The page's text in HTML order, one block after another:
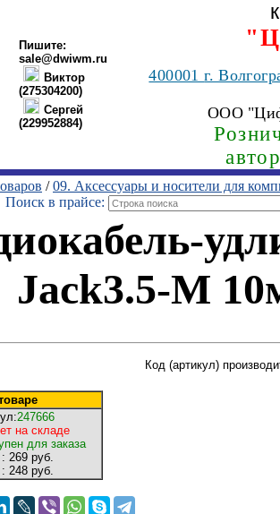
Пишите:
sale@dwiwm.ru
Виктор
(275304200)
Сергей
(229952884)
400001г.
ООО
/09. Аксессуары и носители для
Поиск в прайсе:
Jack3.5-M
247666
на складе
для заказа
269 руб.
248 руб.
Код (артикул)